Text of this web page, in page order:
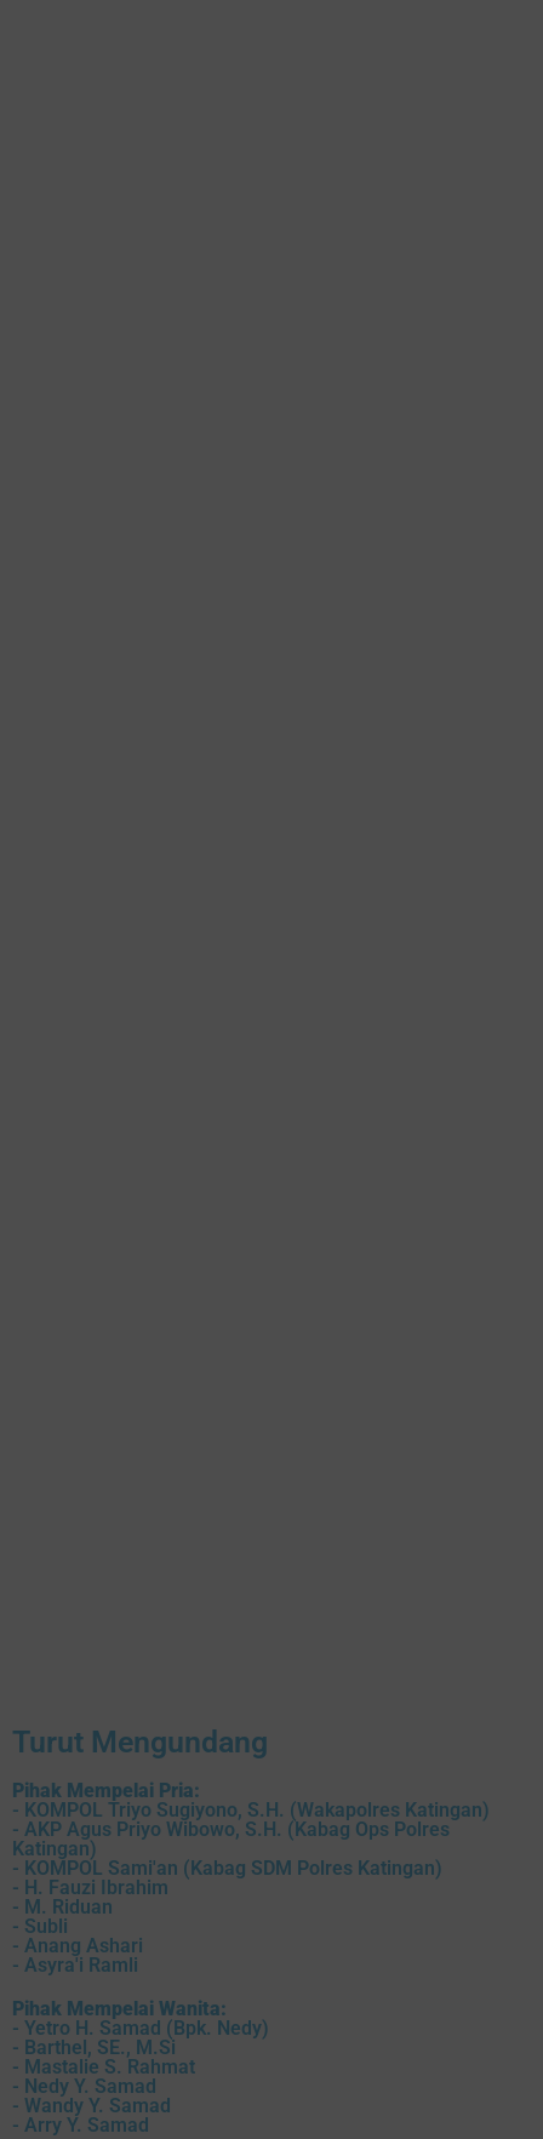
Turut Mengundang
Pihak Mempelai Pria:
- KOMPOL Triyo Sugiyono, S.H. (Wakapolres Katingan)
- AKP Agus Priyo Wibowo, S.H. (Kabag Ops Polres
Katingan)
- KOMPOL Sami'an (Kabag SDM Polres Katingan)
- H. Fauzi Ibrahim
- M. Riduan
- Subli
- Anang Ashari
- Asyra'i Ramli
Pihak Mempelai Wanita:
- Yetro H. Samad (Bpk. Nedy)
- Barthel, SE., M.Si
- Mastalie S. Rahmat
- Nedy Y. Samad
- Wandy Y. Samad
- Arry Y. Samad